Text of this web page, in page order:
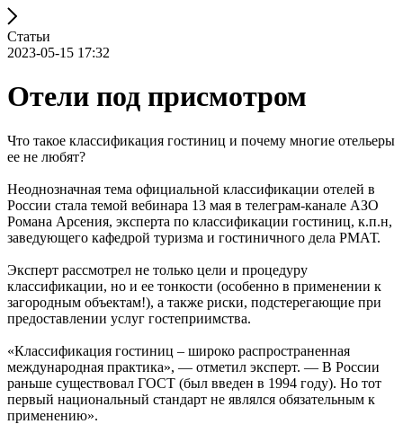
Статьи
2023-05-15 17:32
Отели под присмотром
Что такое классификация гостиниц и почему многие отельеры
ее не любят?
Неоднозначная тема официальной классификации отелей в
России стала темой вебинара 13 мая в телеграм-канале АЗО
Романа Арсения, эксперта по классификации гостиниц, к.п.н,
заведующего кафедрой туризма и гостиничного дела РМАТ.
Эксперт рассмотрел не только цели и процедуру
классификации, но и ее тонкости (особенно в применении к
загородным объектам!), а также риски, подстерегающие при
предоставлении услуг гостеприимства.
«Классификация гостиниц – широко распространенная
международная практика», — отметил эксперт. — В России
раньше существовал ГОСТ (был введен в 1994 году). Но тот
первый национальный стандарт не являлся обязательным к
применению».